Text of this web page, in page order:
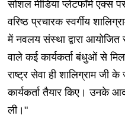
सोशल मीडिया प्लेटफॉर्म एक्स
वरिष्ठ प्रचारक स्वर्गीय
में नवलय संस्था द्वारा
वाले कई कार्यकर्ता बंधुओं से
राष्ट्र सेवा ही शालिग्राम जी
कार्यकर्ता तैयार किए। उनके
ली।"